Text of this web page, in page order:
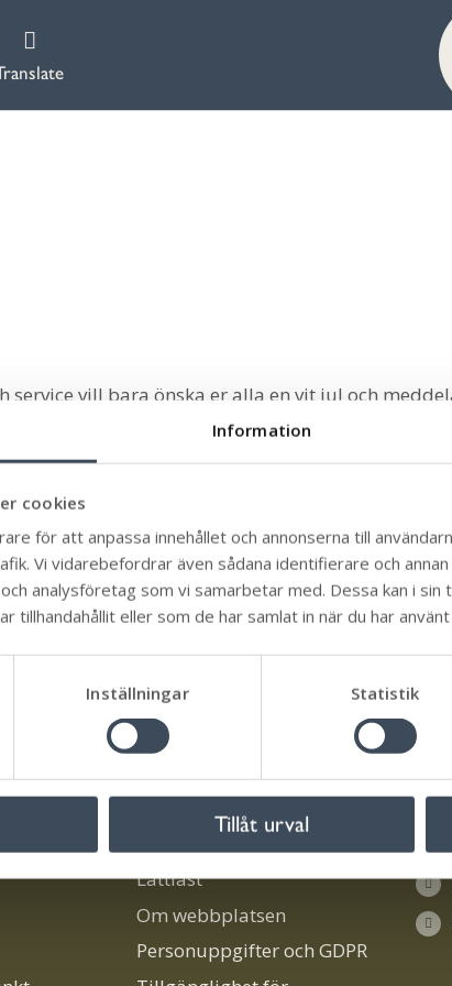
Information
cookies
för att anpassa innehållet och annonserna till
Vi vidarebefordrar även sådana identifierare och
analysföretag som vi samarbetar med. Dessa kan i
tillhandahållit eller som de har samlat in när du har
Inställningar Statistik
Tillåt urval
vill bara önska er alla en vit jul och
12-24
Twitter Skriv ut
Om oss
Lättläst
Om webbplatsen
Personuppgifter och GDPR